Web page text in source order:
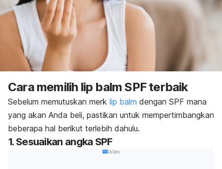
Cara memilih lip balm SPF terbaik
Sebelum memutuskan merk lip balm dengan SPF mana
yang akan Anda beli, pastikan untuk mempertimbangkan
beberapa hal berikut terlebih dahulu.
1. Sesuaikan angka SPF
Iklan